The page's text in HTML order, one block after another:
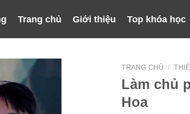
Trang chủ Giới thiệu Top khóa học
TRANG CHỦ /
Làm chủ
Hoa